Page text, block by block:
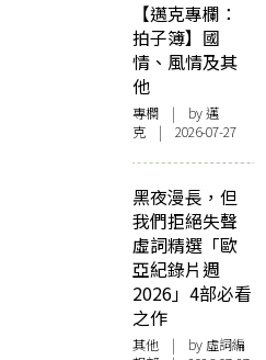
【邁克專欄：
拍子簿】國
情、風情及其
他
專欄 | by邁
克 | 2026-07-27
黑夜漫長，但
我們拒絕失聲
虛詞精選「歐
亞紀錄片週
2026」4部必看
之作
其他 | by 虛詞編